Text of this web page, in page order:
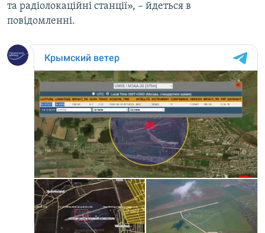
та радіолокаційні станції», – йдеться в
повідомленні.